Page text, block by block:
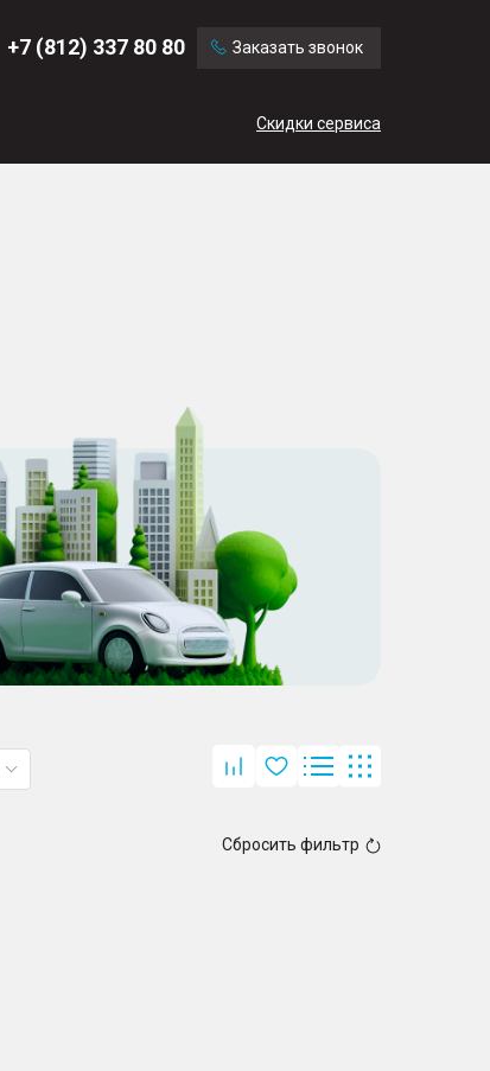
+7 (812) 337 80 80 Заказать звонок
Скидки сервиса
Сбросить фильтр